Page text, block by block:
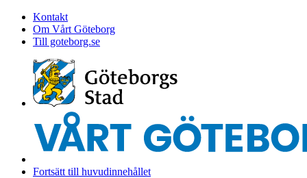
Kontakt
Om Vårt Göteborg
Till goteborg.se
Fortsätt till huvudinnehållet